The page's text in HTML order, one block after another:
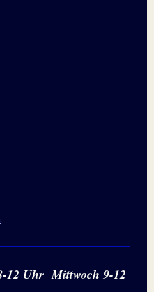
12 Uhr Mittwoch 9-12